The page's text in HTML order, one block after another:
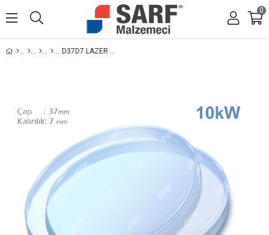
0
D37D7 LAZER LENS KORUMA CAMI - 10KW